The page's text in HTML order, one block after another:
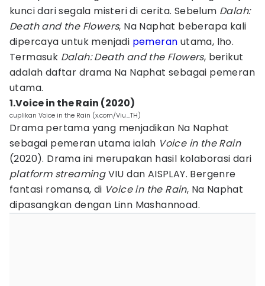
kunci dari segala misteri di cerita. Sebelum Dalah:
Death and the Flowers, Na Naphat beberapa kali
dipercaya untuk menjadi pemeran utama, lho.
Termasuk Dalah: Death and the Flowers, berikut
adalah daftar drama Na Naphat sebagai pemeran
utama.
1.Voice in the Rain (2020)
cuplikan Voice in the Rain (x.com/Viu_TH)
Drama pertama yang menjadikan Na Naphat
sebagai pemeran utama ialah Voice in the Rain
(2020). Drama ini merupakan hasil kolaborasi dari
platform streamingVIU dan AISPLAY. Bergenre
fantasi romansa, di Voice in the Rain, Na Naphat
dipasangkan dengan Linn Mashannoad.